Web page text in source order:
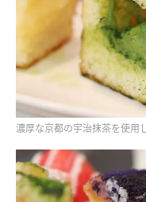
濃厚な京都の宇治抹茶を使用